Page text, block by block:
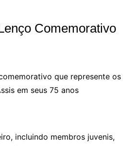
Comemorativo
que represente os
em seus 75 anos
membros juvenis,